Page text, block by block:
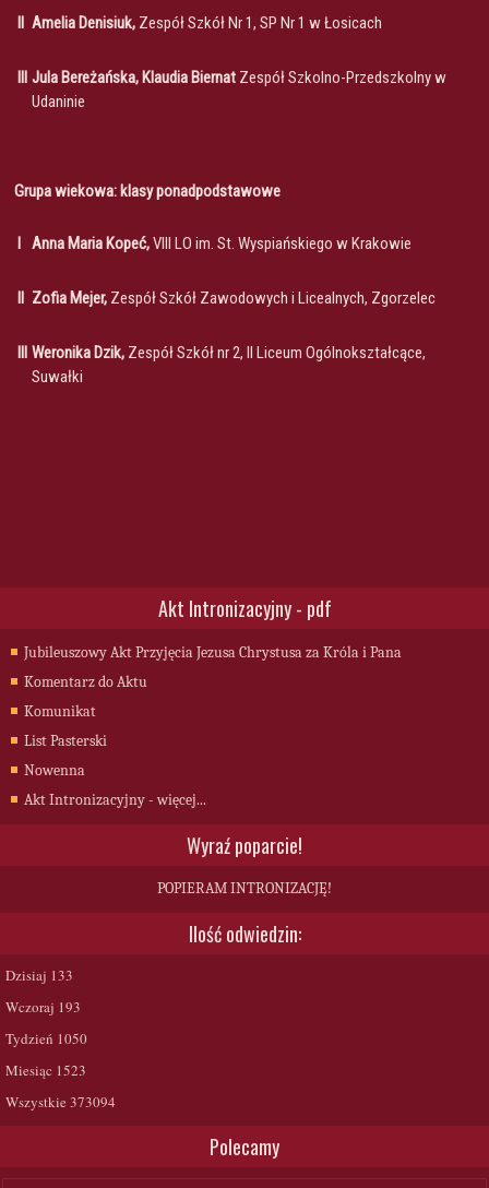
II Amelia Denisiuk, Zespół Szkół Nr 1, SP Nr 1 w Łosicach
III Jula Bereżańska, Klaudia Biernat Zespół Szkolno-Przedszkolny w
Udaninie
Grupa wiekowa: klasy ponadpodstawowe
I Anna Maria Kopeć,VIII LO im. St. Wyspiańskiego w Krakowie
II Zofia Mejer, Zespół Szkół Zawodowych i Licealnych, Zgorzelec
III Weronika Dzik, Zespół Szkół nr 2, II Liceum Ogólnokształcące,
Suwałki
Akt Intronizacyjny - pdf
Jubileuszowy Akt Przyjęcia Jezusa Chrystusa za Króla i Pana
Komentarz do Aktu
Komunikat
List Pasterski
Nowenna
Akt Intronizacyjny - więcej...
Wyraź poparcie!
POPIERAM INTRONIZACJĘ!
Ilość odwiedzin:
Dzisiaj 133
Wczoraj 193
Tydzień 1050
Miesiąc 1523
Wszystkie 373094
Polecamy